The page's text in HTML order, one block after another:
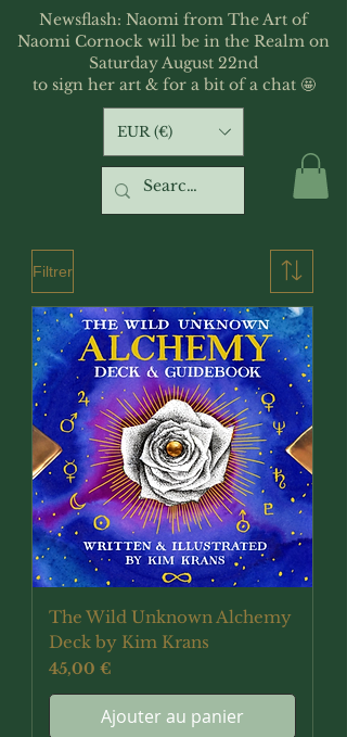
EUR (€)
Newsflash: Naomi from The Art of
Naomi Cornock will be in the Realm on
Saturday August 22nd
to sign her art & for a bit of a chat 🤩
Filtrer
The Wild Unknown Alchemy
Deck by Kim Krans
Prix
45,00 €
Ajouter au panier